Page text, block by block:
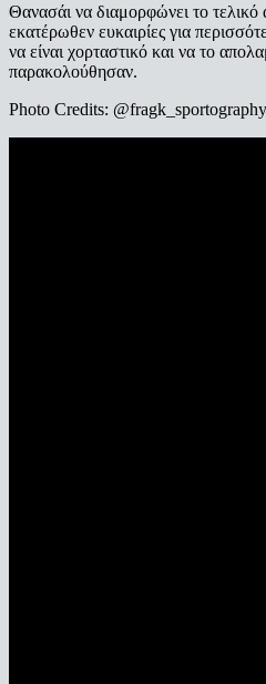
Θανασάι να διαμορφώνει το
εκατέρωθεν ευκαιρίες για
να είναι χορταστικό και να το
παρακολούθησαν.
Photo Credits: